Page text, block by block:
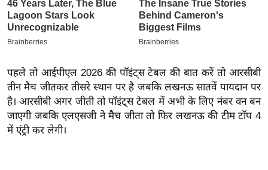
इ
म
पे
प
र
मि
पहले तो आईपीएल 2026 की पॉइंट्स टेबल की बात करें तो आरसीबी
तीन मैच जीतकर तीसरे स्थान पर है जबकि लखनऊ सातवें पायदान पर
है। आरसीबी अगर जीती तो पॉइंट्स टेबल में अभी के लिए नंबर वन बन
जाएगी जबकि एलएसजी ने मैच जीता तो फिर लखनऊ की टीम टॉप 4
में एंट्री कर लेगी।